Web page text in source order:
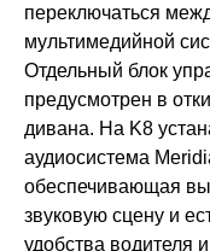
переключаться
мультимедийной
Отдельный блок
предусмотрен в
дивана. На K8
аудиосистема
обеспечивающая
звуковую сцену и
удобства водителя